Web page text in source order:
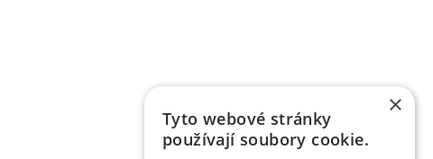
×
Tyto webové stránky
používají soubory cookie.